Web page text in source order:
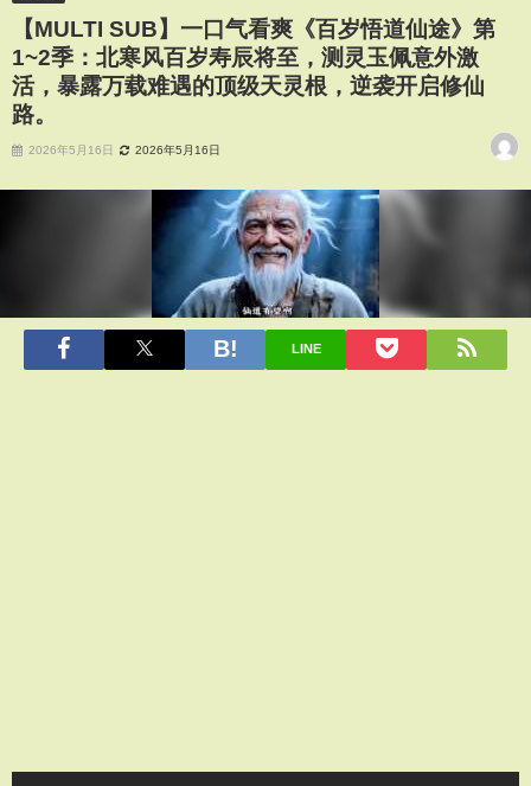
【MULTI SUB】一口气看爽《百岁悟道仙途》第
1~2季：北寒风百岁寿辰将至，测灵玉佩意外激
活，暴露万载难遇的顶级天灵根，逆袭开启修仙
路。
2026年5月16日 2026年5月16日
LINE